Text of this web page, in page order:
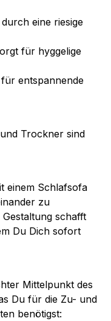
eine riesige
für hyggelige
entspannende
Trockner sind
einem Schlafsofa
zu
schafft
Du Dich sofort
Mittelpunkt des
Du für die Zu- und
benötigst: